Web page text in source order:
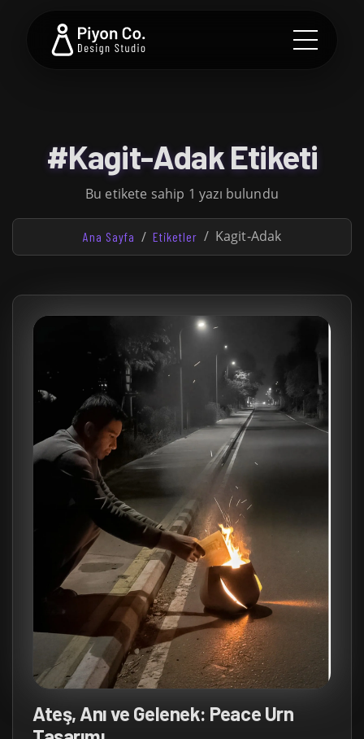
#Kagit-Adak Etiketi
Bu etikete sahip 1 yazı bulundu
Ana Sayfa Etiketler Kagit-Adak
Ateş, Anı ve Gelenek: Peace Urn